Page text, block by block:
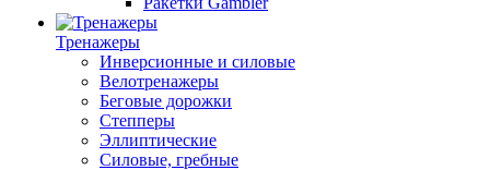
Тренажеры
Инверсионные и силовые
Велотренажеры
Беговые дорожки
Степперы
Эллиптические
Силовые, гребные